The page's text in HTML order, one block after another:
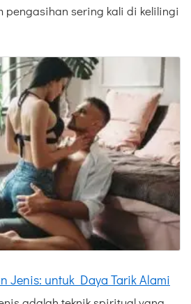
pengasihan sering kali di kelilingi
Jenis: untuk Daya Tarik Alami